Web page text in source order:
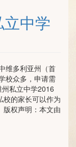
中学
维多利亚州（首
校众多，申请需
私立中学2016
校的家长可以作为
权声明：本文由